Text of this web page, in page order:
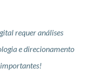
requer análises
e direcionamento